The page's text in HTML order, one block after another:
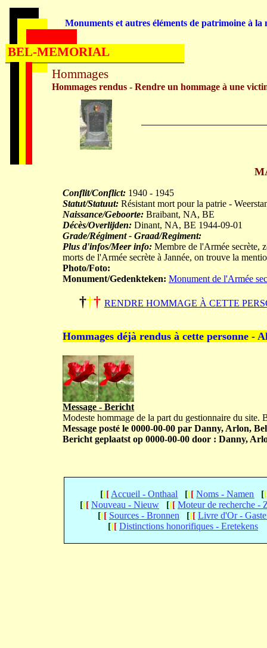
Conflit/Conflict: 1940 - 1945
Statut/Statuut: Résistant mort pour la patrie -
Naissance/Geboorte: Braibant, NA, BE
Décès/Overlijden: Dinant, NA, BE 1944-09-01
Grade/Régiment - Graad/Regiment:
Plus d'infos/Meer info: Membre de l'Armée secrète,
morts de l'Armée secrète à Jannée, on trouve la
Photo/Foto:
Monument/Gedenkteken: Monument de l'Armée
††† RENDRE HOMMAGE À CETTE
Hommages déjà rendus à cette personne -
Message - Bericht
Modeste hommage de la part du gestionnaire du site.
Message posté le 0000-00-00 par Danny, Arlon,
Bericht geplaatst op 0000-00-00 door : Danny,
[[[ Accueil - Onthaal [[[ Noms - Namen [[
[[[ Nouveau - Nieuw [[[ Moteur de recherche -
[[[ Sources - Bronnen [[[ Livre d'Or -
[[[ Distinctions honorifiques - Eretekens
Hommages
Hommages rendus - Rendre un hommage à une
Monuments et autres éléments de patrimoine à la
BEL-MEMORIAL